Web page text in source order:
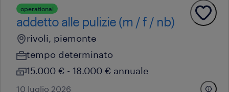
operational
addetto alle pulizie (m / f / nb)
rivoli, piemonte
tempo determinato
15.000 € - 18.000 € annuale
10 luglio 2026